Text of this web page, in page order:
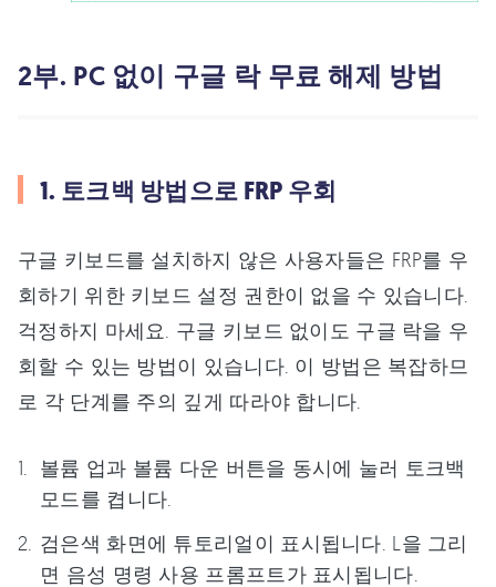
2부. PC 없이 구글 락 무료 해제 방법
1. 토크백 방법으로 FRP 우회
구글 키보드를 설치하지 않은 사용자들은 FRP를 우
회하기 위한 키보드 설정 권한이 없을 수 있습니다.
걱정하지 마세요. 구글 키보드 없이도 구글 락을 우
회할 수 있는 방법이 있습니다. 이 방법은 복잡하므
로 각 단계를 주의 깊게 따라야 합니다.
볼륨 업과 볼륨 다운 버튼을 동시에 눌러 토크백
모드를 켭니다.
검은색 화면에 튜토리얼이 표시됩니다. L을 그리
면 음성 명령 사용 프롬프트가 표시됩니다.